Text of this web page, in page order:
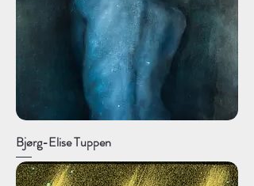
Bjørg-Elise Tuppen